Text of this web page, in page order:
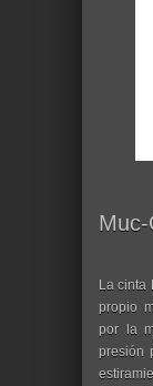
La cinta
propio
por la
presión